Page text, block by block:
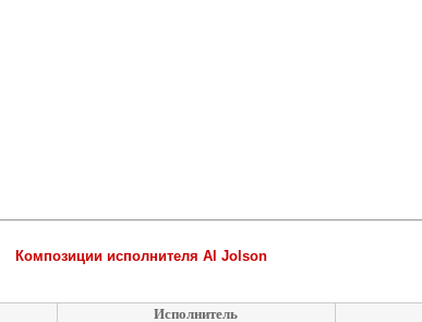
Композиции исполнителя Al Jolson
Исполнитель